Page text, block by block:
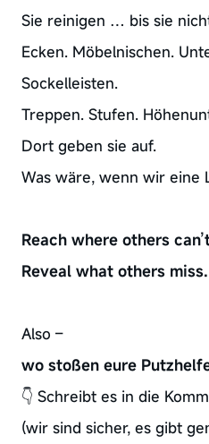
Sie reinigen … bis sie
Ecken. Möbelnischen.
Sockelleisten.
Treppen. Stufen.
Dort geben sie auf.
Was wäre, wenn wir eine
Reach where others
Reveal what others miss.
Also –
wo stoßen eure
👇 Schreibt es in die
(wir sind sicher, es gibt